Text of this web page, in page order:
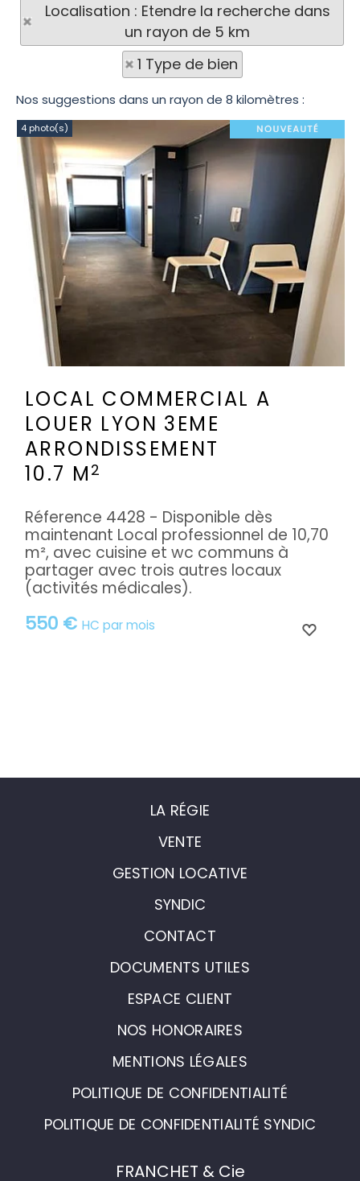
Localisation : Etendre la recherche dans
un rayon de 5 km
1 Type de bien
Nos suggestions dans un rayon de 8 kilomètres :
4 photo(s)
LOCAL COMMERCIAL A
LOUER LYON 3EME
ARRONDISSEMENT
10.7 M 2
550 € HC par mois
Réference 4428 - Disponible dès
maintenant Local professionnel de 10,70
m², avec cuisine et wc communs à
partager avec trois autres locaux
(activités médicales).
LA RÉGIE
VENTE
GESTION LOCATIVE
SYNDIC
CONTACT
DOCUMENTS UTILES
ESPACE CLIENT
NOS HONORAIRES
MENTIONS LÉGALES
POLITIQUE DE CONFIDENTIALITÉ
POLITIQUE DE CONFIDENTIALITÉ SYNDIC
FRANCHET & Cie